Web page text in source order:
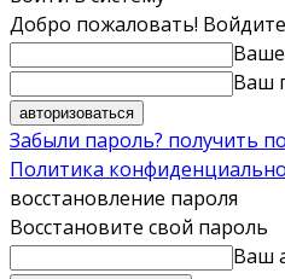
Добро пожаловать!
Ваш
Забыли пароль? получить
Политика
восстановление пароля
Восстановите свой пароль
Ваш